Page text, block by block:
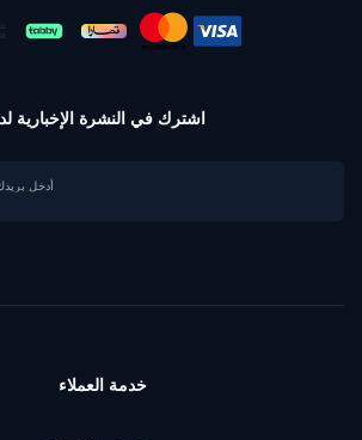
اشترك في النشرة الإخبارية لدينا
خدمة العملاء